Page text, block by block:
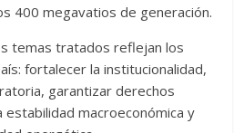
400 megavatios de generación.
temas tratados reflejan los
fortalecer la institucionalidad,
garantizar derechos
macroeconómica y